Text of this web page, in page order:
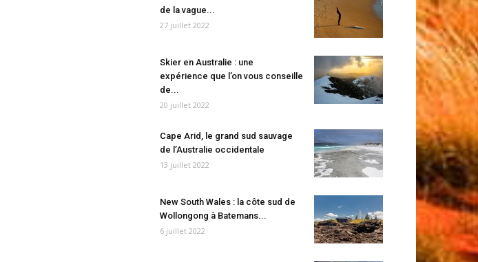
de la vague...
27 juillet 2022
Skier en Australie : une
expérience que l’on vous conseille
de...
20 juillet 2022
Cape Arid, le grand sud sauvage
de l’Australie occidentale
13 juillet 2022
New South Wales : la côte sud de
Wollongong à Batemans...
6 juillet 2022